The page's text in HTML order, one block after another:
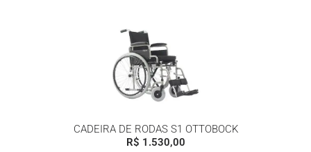
CADEIRA DE RODAS S1 OTTOBOCK
R$ 1.530,00